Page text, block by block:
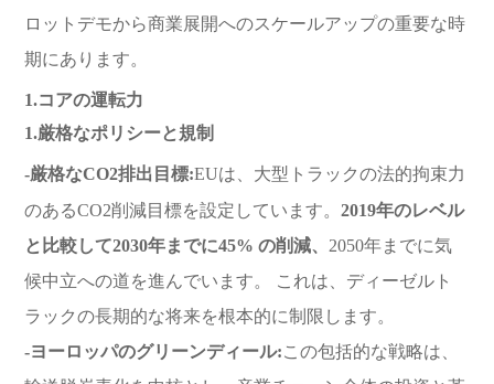
ロットデモから商業展開へのスケールアップの重要な時
期にあります。
1.コアの運転力
1.厳格なポリシーと規制
-厳格なCO2排出目標:EUは、大型トラックの法的拘束力
のあるCO2削減目標を設定しています。2019年のレベル
と比較して2030年までに45% の削減、 2050年までに気
候中立への道を進んでいます。 これは、ディーゼルト
ラックの長期的な将来を根本的に制限します。
-ヨーロッパのグリーンディール:この包括的な戦略は、